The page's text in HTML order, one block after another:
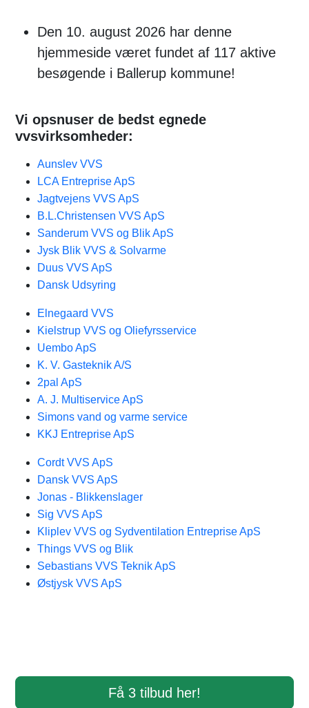
Den 10. august 2026 har denne
hjemmeside været fundet af 117 aktive
besøgende i Ballerup kommune!
Vi opsnuser de bedst egnede
vvsvirksomheder:
Aunslev VVS
LCA Entreprise ApS
Jagtvejens VVS ApS
B.L.Christensen VVS ApS
Sanderum VVS og Blik ApS
Jysk Blik VVS & Solvarme
Duus VVS ApS
Dansk Udsyring
Elnegaard VVS
Kielstrup VVS og Oliefyrsservice
Uembo ApS
K. V. Gasteknik A/S
2pal ApS
A. J. Multiservice ApS
Simons vand og varme service
KKJ Entreprise ApS
Cordt VVS ApS
Dansk VVS ApS
Jonas - Blikkenslager
Sig VVS ApS
Kliplev VVS og Sydventilation Entreprise ApS
Things VVS og Blik
Sebastians VVS Teknik ApS
Østjysk VVS ApS
Få 3 tilbud her!